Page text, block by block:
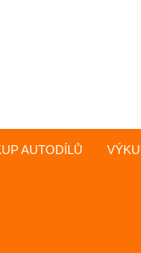
AUTODÍLŮ